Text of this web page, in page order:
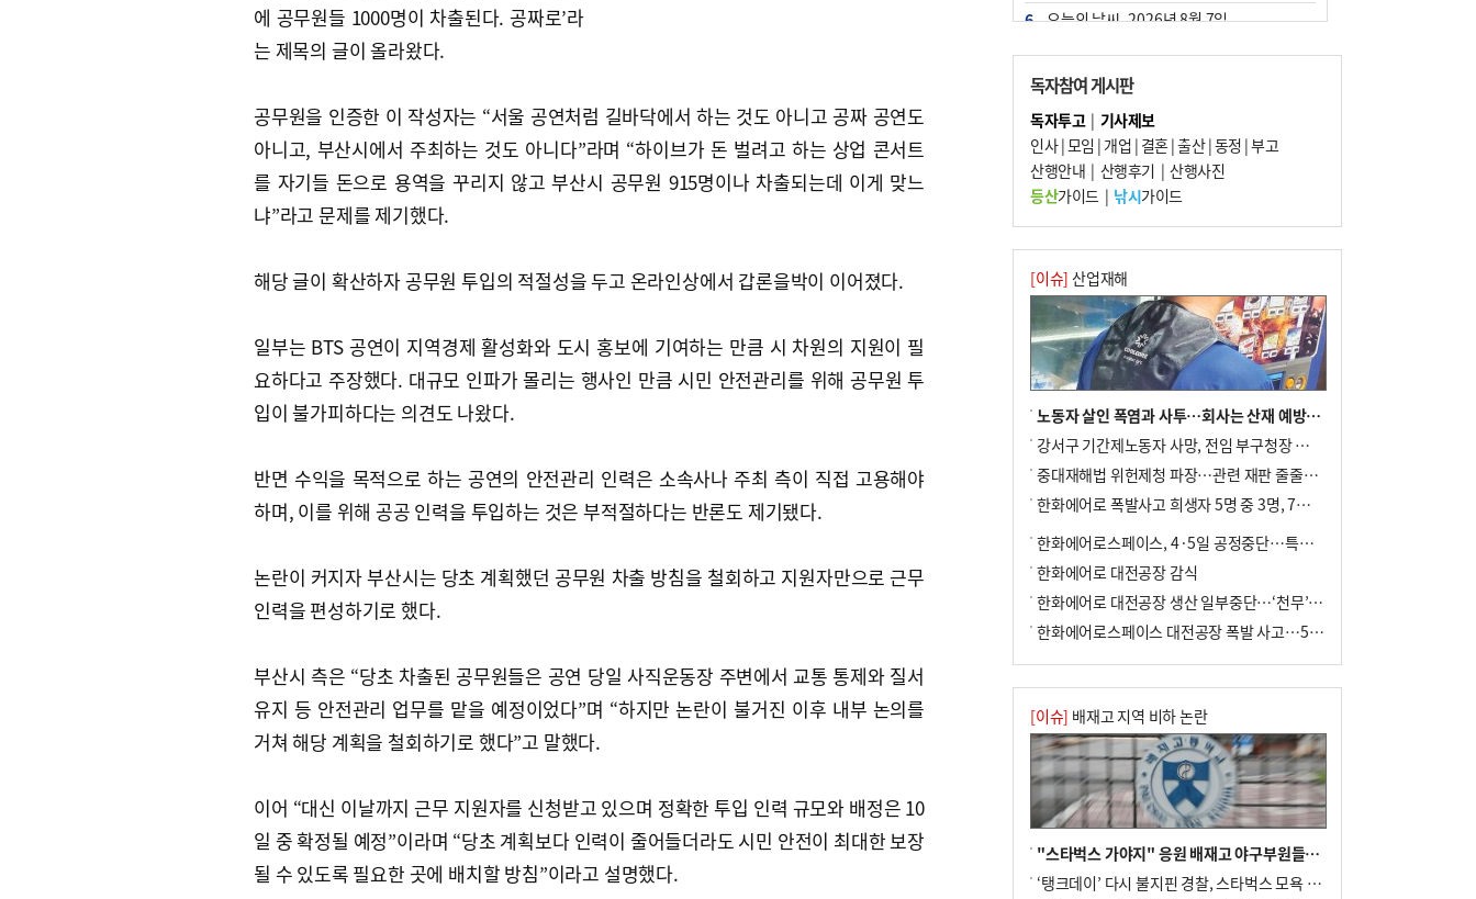
에 공무원들 1000명이 차출된다. 공짜로’라
는 제목의 글이 올라왔다.
공무원을 인증한 이 작성자는 “서울 공연처럼 길바닥에서 하는 것도 아니고 공짜 공연도
아니고, 부산시에서 주최하는 것도 아니다”라며 “하이브가 돈 벌려고 하는 상업 콘서트
를 자기들 돈으로 용역을 꾸리지 않고 부산시 공무원 915명이나 차출되는데 이게 맞느
냐”라고 문제를 제기했다.
해당 글이 확산하자 공무원 투입의 적절성을 두고 온라인상에서 갑론을박이 이어졌다.
일부는 BTS 공연이 지역경제 활성화와 도시 홍보에 기여하는 만큼 시 차원의 지원이 필
요하다고 주장했다. 대규모 인파가 몰리는 행사인 만큼 시민 안전관리를 위해 공무원 투
입이 불가피하다는 의견도 나왔다.
반면 수익을 목적으로 하는 공연의 안전관리 인력은 소속사나 주최 측이 직접 고용해야
하며, 이를 위해 공공 인력을 투입하는 것은 부적절하다는 반론도 제기됐다.
논란이 커지자 부산시는 당초 계획했던 공무원 차출 방침을 철회하고 지원자만으로 근무
인력을 편성하기로 했다.
부산시 측은 “당초 차출된 공무원들은 공연 당일 사직운동장 주변에서 교통 통제와 질서
유지 등 안전관리 업무를 맡을 예정이었다”며 “하지만 논란이 불거진 이후 내부 논의를
거쳐 해당 계획을 철회하기로 했다”고 말했다.
이어 “대신 이날까지 근무 지원자를 신청받고 있으며 정확한 투입 인력 규모와 배정은 10
일 중 확정될 예정”이라며 “당초 계획보다 인력이 줄어들더라도 시민 안전이 최대한 보장
될 수 있도록 필요한 곳에 배치할 방침”이라고 설명했다.
6
오늘의 날씨- 2026년 8월 7일
7
부울경 주말부터 비소식…‘극한 폭염’ 한풀
꺾일 듯
8
피란마을 67년 역사인데…전교생 24명 아
미초 통폐합 기로
9
외국인 선원 ‘인신매매 경유지’ 된 부산…
우려가 현실로
10 교육혁신선도지 공모 코앞인데…구·군 난
색에 교육청 ‘쩔쩔’
독자참여 게시판
독자투고| 기사제보
인사|모임 | 개업 | 결혼|출산|동정 |부고
산행안내 | 산행후기 | 산행사진
등산가이드| 낚시가이드
[이슈] 산업재해
노동자 살인 폭염과 사투…회사는 산재 예방·전기료 절감 전력
강서구 기간제노동자 사망, 전임 부구청장 檢 송치
중대재해법 위헌제청 파장…관련 재판 줄줄이 브레이크
한화에어로 폭발사고 희생자 5명 중 3명, 7일 영면
한화에어로스페이스, 4·5일 공정중단…특별 안전점검
한화에어로 대전공장 감식
한화에어로 대전공장 생산 일부중단…‘천무’ 수출 비상
한화에어로스페이스 대전공장 폭발 사고…5명 사망·2명 부상(종합)
[이슈] 배재고 지역 비하 논란
"스타벅스 가야지" 응원 배재고 야구부원들, 학교서 징계 처분
‘탱크데이’ 다시 불지핀 경찰, 스타벅스 모욕 혐의 압수수색